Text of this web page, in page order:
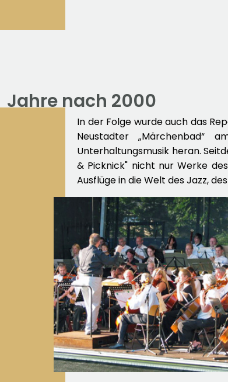
Jahre nach 2000
In der Folge wurde auch das
Neustadter „Märchenbad“
Unterhaltungsmusik heran.
& Picknick" nicht nur Werke
Ausflüge in die Welt des Jazz,